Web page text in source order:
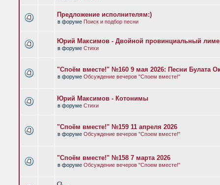
Предложение исполнителям:)
в форуме Поиск и подбор песни
Юрий Максимов - Двойной провинциальный
в форуме Стихи
"Споём вместе!" №160 9 мая 2026: Песни Булата
в форуме Обсуждение вечеров "Споем вместе!"
Юрий Максимов - Котонимы
в форуме Стихи
"Споём вместе!" №159 11 апреля 2026
в форуме Обсуждение вечеров "Споем вместе!"
"Споём вместе!" №158 7 марта 2026
в форуме Обсуждение вечеров "Споем вместе!"